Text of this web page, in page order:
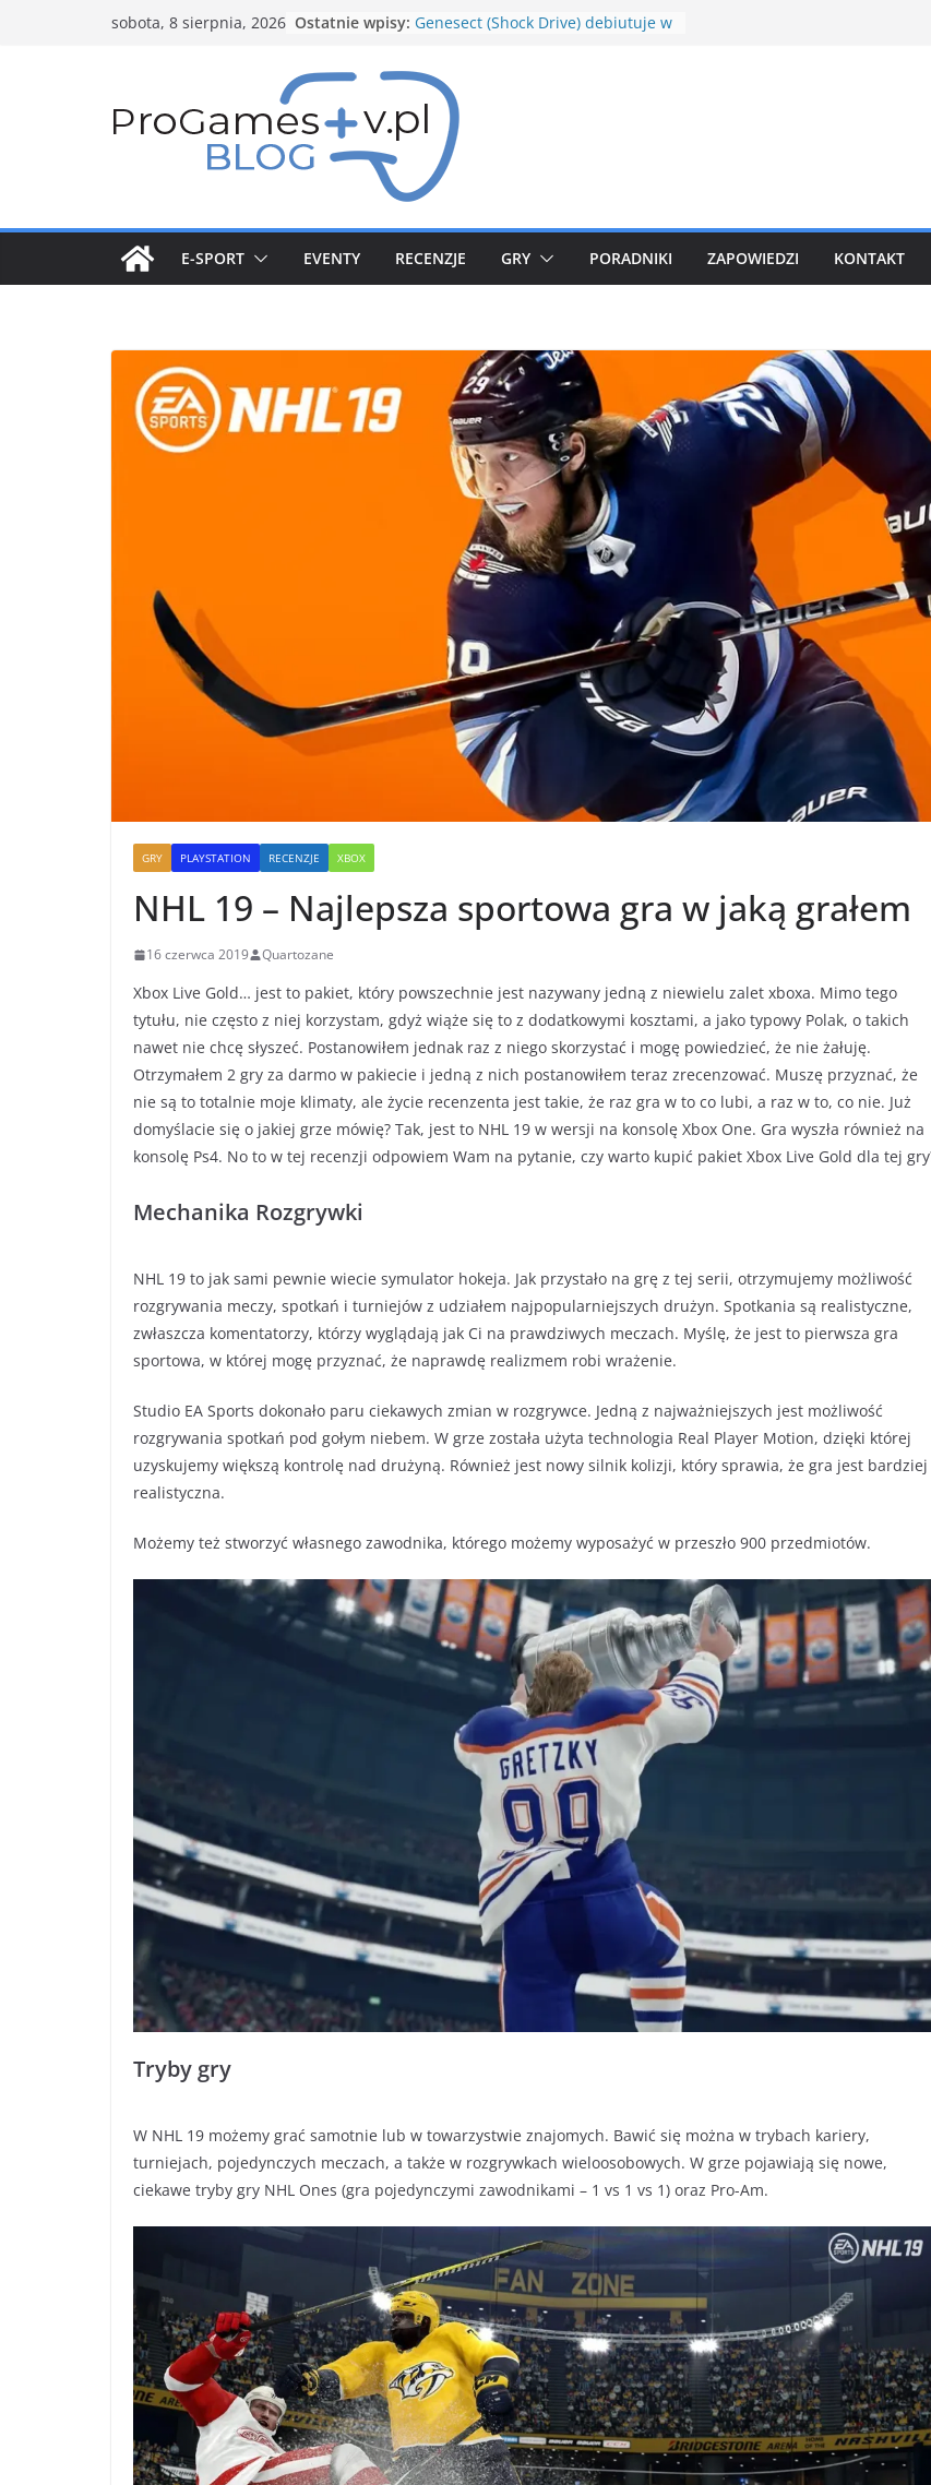
sobota, 8 sierpnia, 2026 Ostatnie wpisy: Nowe budowle w Minecraft Shrines
5 gwiazdkowych raidach
Styczniowe Community Days w
Pokemon GO
Nowy Pikachu V Box już
zapowiedziany
Spotlight Hour Plusle
E-SPORT EVENTY RECENZJE GRY PORADNIKI ZAPOWIEDZI KONTAKT
GRY PLAYSTATION RECENZJE XBOX
NHL 19 – Najlepsza sportowa gra w jaką grałem
16 czerwca 2019 Quartozane
Xbox Live Gold… jest to pakiet, który powszechnie jest nazywany jedną z niewielu zalet xboxa. Mimo tego
tytułu, nie często z niej korzystam, gdyż wiąże się to z dodatkowymi kosztami, a jako typowy Polak, o takich
nawet nie chcę słyszeć. Postanowiłem jednak raz z niego skorzystać i mogę powiedzieć, że nie żałuję.
Otrzymałem 2 gry za darmo w pakiecie i jedną z nich postanowiłem teraz zrecenzować. Muszę przyznać, że
nie są to totalnie moje klimaty, ale życie recenzenta jest takie, że raz gra w to co lubi, a raz w to, co nie. Już
domyślacie się o jakiej grze mówię? Tak, jest to NHL 19 w wersji na konsolę Xbox One. Gra wyszła również na
konsolę Ps4. No to w tej recenzji odpowiem Wam na pytanie, czy warto kupić pakiet Xbox Live Gold dla tej
Mechanika Rozgrywki
NHL 19 to jak sami pewnie wiecie symulator hokeja. Jak przystało na grę z tej serii, otrzymujemy możliwość
rozgrywania meczy, spotkań i turniejów z udziałem najpopularniejszych drużyn. Spotkania są realistyczne,
zwłaszcza komentatorzy, którzy wyglądają jak Ci na prawdziwych meczach. Myślę, że jest to pierwsza gra
sportowa, w której mogę przyznać, że naprawdę realizmem robi wrażenie.
Studio EA Sports dokonało paru ciekawych zmian w rozgrywce. Jedną z najważniejszych jest możliwość
rozgrywania spotkań pod gołym niebem. W grze została użyta technologia Real Player Motion, dzięki której
uzyskujemy większą kontrolę nad drużyną. Również jest nowy silnik kolizji, który sprawia, że gra jest bardziej
realistyczna.
Możemy też stworzyć własnego zawodnika, którego możemy wyposażyć w przeszło 900 przedmiotów.
Tryby gry
W NHL 19 możemy grać samotnie lub w towarzystwie znajomych. Bawić się można w trybach kariery,
turniejach, pojedynczych meczach, a także w rozgrywkach wieloosobowych. W grze pojawiają się nowe,
ciekawe tryby gry NHL Ones (gra pojedynczymi zawodnikami – 1 vs 1 vs 1) oraz Pro-Am.